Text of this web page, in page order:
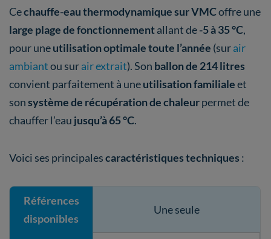
Cechauffe-eau thermodynamique sur VMCoffre une
large plage de fonctionnementallant de-5 à 35 °C,
pour uneutilisation optimale toute l’année (surair
ambiantou surair extrait). Son ballon de 214 litres
convient parfaitement à uneutilisation familialeet
sonsystème de récupération de chaleurpermet de
chauffer l’eau jusqu’à 65 °C.
Voici ses principalescaractéristiques techniques :
Références
disponibles
Une seule